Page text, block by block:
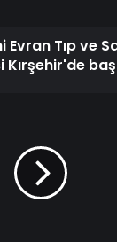
Evran Tıp ve
Kırşehir'de